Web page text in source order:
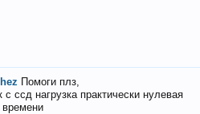
Помоги плз,
с ссд нагрузка практически нулевая
времени